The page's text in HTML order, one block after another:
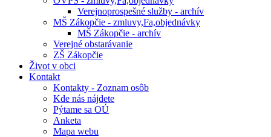
Verejnoprospešné služby - archív
MŠ Zákopčie - zmluvy,Fa,objednávky
MŠ Zákopčie - archív
Verejné obstarávanie
ZŠ Zákopčie
Život v obci
Kontakt
Kontakty - Zoznam osôb
Kde nás nájdete
Pýtame sa OÚ
Anketa
Mapa webu